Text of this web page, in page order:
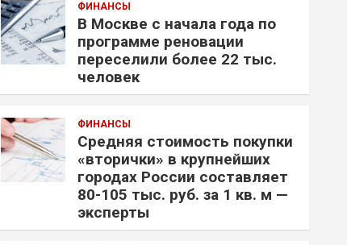
ФИНАНСЫ
В Москве с начала года по
программе реновации
переселили более 22 тыс.
человек
ФИНАНСЫ
Средняя стоимость покупки
«вторички» в крупнейших
городах России составляет
80-105 тыс. руб. за 1 кв. м —
эксперты